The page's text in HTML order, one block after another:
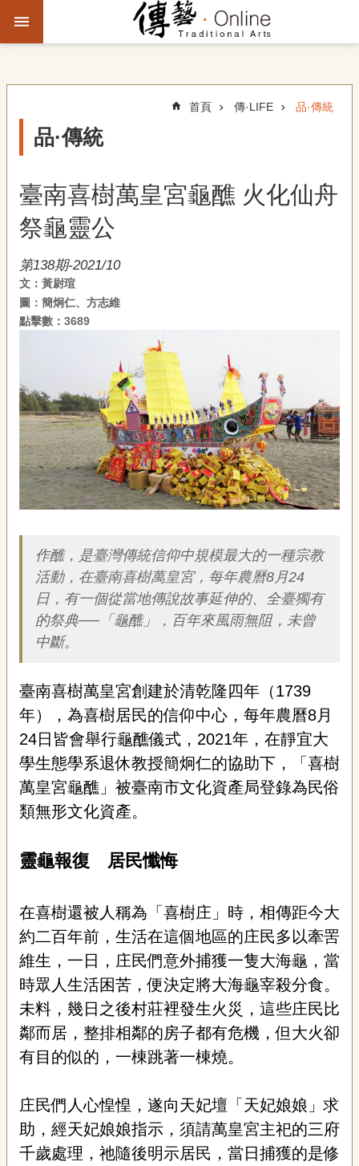
跳到主要內容區塊
尋
故
化
觀
察
e
p
e
傳
影
音
專
區
關
於
我
隱
權
宣
告
資
訊
網
站
導
覽
絡
我
們
首頁 傳·LIFE 品·傳統
品·傳統
臺南喜樹萬皇宮龜醮 火化仙舟
祭龜靈公
第138期-2021/10
文：黃尉瑄
圖：簡炯仁、方志維
點擊數：3689
作醮，是臺灣傳統信仰中規模最大的一種宗教
活動，在臺南喜樹萬皇宮，每年農曆8月24
日，有一個從當地傳說故事延伸的、全臺獨有
的祭典──「龜醮」，百年來風雨無阻，未曾
中斷。
臺南喜樹萬皇宮創建於清乾隆四年（1739
年），為喜樹居民的信仰中心，每年農曆8月
24日皆會舉行龜醮儀式， 2021年，在靜宜大
學生態學系退休教授簡炯仁的協助下，「喜樹
萬皇宮龜醮」被臺南市文化資產局登錄為民俗
類無形文化資產。
靈龜報復 居民懺悔
在喜樹還被人稱為「喜樹庄」時，相傳距今大
約二百年前，生活在這個地區的庄民多以牽罟
維生，一日，庄民們意外捕獲一隻大海龜，當
時眾人生活困苦，便決定將大海龜宰殺分食。
未料，幾日之後村莊裡發生火災，這些庄民比
鄰而居，整排相鄰的房子都有危機，但大火卻
有目的似的，一棟跳著一棟燒。
庄民們人心惶惶，遂向天妃壇「天妃娘娘」求
助，經天妃娘娘指示，須請萬皇宮主祀的三府
千歲處理，祂隨後明示居民，當日捕獲的是修